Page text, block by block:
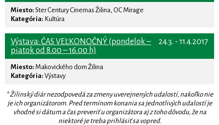
Miesto: Ster Century Cinemas Žilina, OC Mirage
Kategória: Kultúra
24.3. - 11.4.2017
Výstava: ČAS VEĽKONOČNÝ (pondelok –
piatok od 8.00 – 16.00 h)
Miesto: Makovického dom Žilina
Kategória: Výstavy
* Žilinský diár nezodpovedá za zmeny uverejnených udalostí, nakoľko nie
je ich organizátorom. Pred termínom konania sa jednotlivých udalostí je
vhodné si dátum a čas preveriť u organizátora aj z toho dôvodu, že na
niektoré je treba prihlásiť sa vopred.